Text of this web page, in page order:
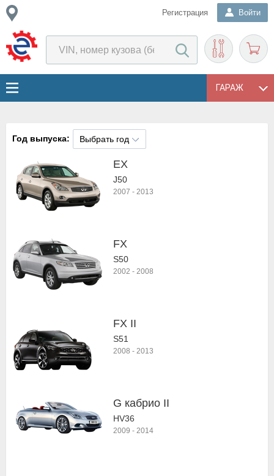
Регистрация Войти
ГАРАЖ
Год выпуска: Выбрать год
EX
J50
2007 - 2013
FX
S50
2002 - 2008
FX II
S51
2008 - 2013
G кабрио II
HV36
2009 - 2014